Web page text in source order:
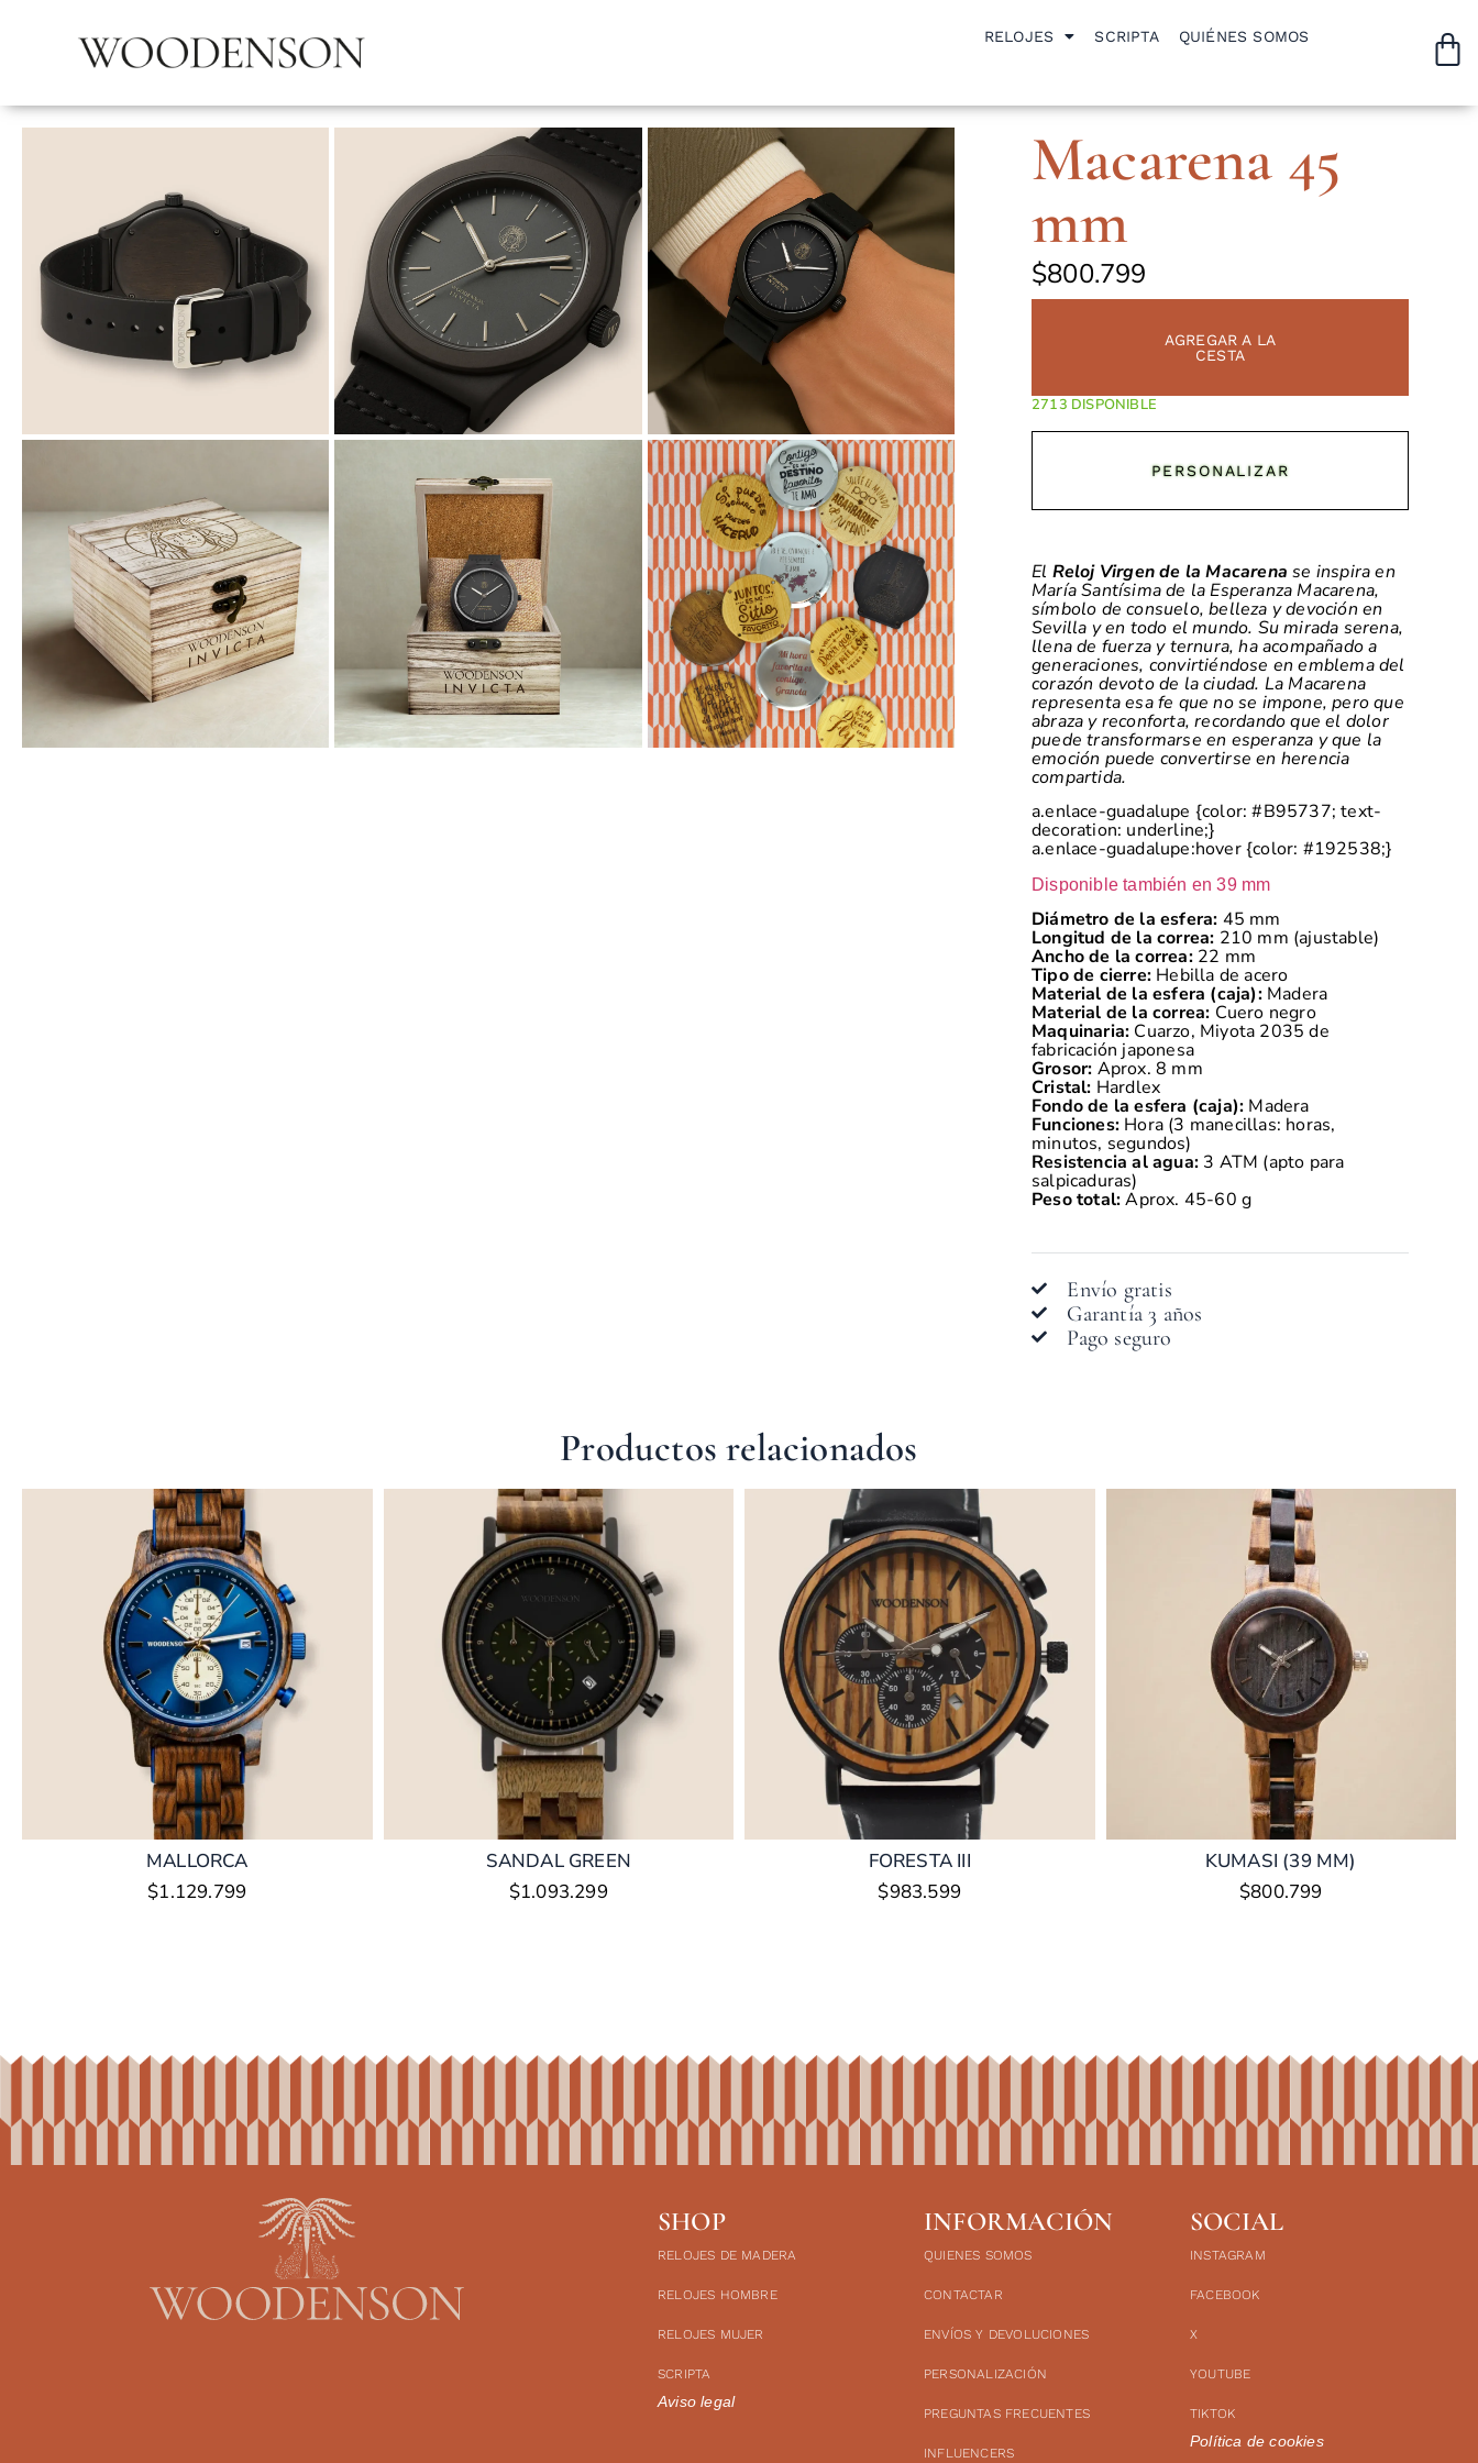
RELOJES SCRIPTA QUIÉNES SOMOS
Macarena 45
mm
$800.799
AGREGAR A LA
CESTA
DISPONIBLE
PERSONALIZAR
El Reloj Virgen de la Macarena se inspira en
María Santísima de la Esperanza Macarena,
símbolo de consuelo, belleza y devoción en
Sevilla y en todo el mundo. Su mirada serena,
llena de fuerza y ternura, ha acompañado a
generaciones, convirtiéndose en emblema del
corazón devoto de la ciudad. La Macarena
representa esa fe que no se impone, pero que
abraza y reconforta, recordando que el dolor
puede transformarse en esperanza y que la
emoción puede convertirse en herencia
compartida.
a.enlace-guadalupe {color: #B95737; text-
decoration: underline;}
a.enlace-guadalupe:hover {color: #192538;}
Disponible también en 39 mm
Diámetro de la esfera: 45 mm
Longitud de la correa: 210 mm (ajustable)
Ancho de la correa:22 mm
Tipo de cierre:Hebilla de acero
Material de la esfera (caja):Madera
Material de la correa: Cuero negro
Maquinaria: Cuarzo, Miyota 2035 de
fabricación japonesa
Grosor: Aprox. 8 mm
Cristal: Hardlex
Fondo de la esfera (caja): Madera
Funciones:Hora (3 manecillas: horas,
minutos, segundos)
Resistencia al agua:3 ATM (apto para
salpicaduras)
Peso total:Aprox. 45-60 g
Envío gratis
Garantía 3 años
Pago seguro
Productos relacionados
MALLORCA
$1.129.799
SANDAL GREEN
$1.093.299
FORESTA III
$983.599
KUMASI (39 MM)
$800.799
SHOP
RELOJES DE MADERA
RELOJES HOMBRE
RELOJES MUJER
SCRIPTA
Aviso legal
INFORMACIÓN
QUIENES SOMOS
CONTACTAR
ENVÍOS Y DEVOLUCIONES
PERSONALIZACIÓN
PREGUNTAS FRECUENTES
INFLUENCERS
SOCIAL
INSTAGRAM
FACEBOOK
X
YOUTUBE
TIKTOK
Política de cookies